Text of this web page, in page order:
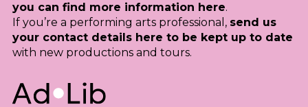
you can find more information here.
If you’re a performing arts professional, send us
your contact details here to be kept up to date
with new productions and tours.